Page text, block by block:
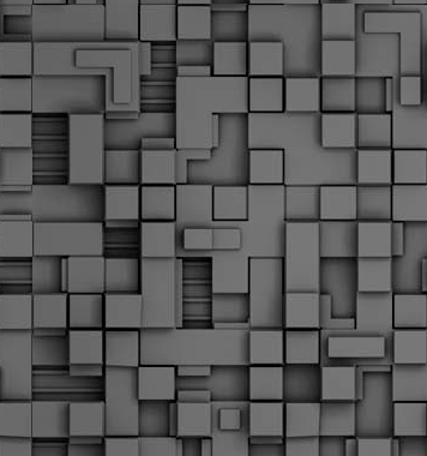
«Με αυτούς, σε λίγους μήνες αποκτά
δημοτική αστυνομία. Θα είναι πιο
ευκαιρία να είμαι σήμερα στην
MAR
Ξεκίνησαν εδώ και μια εβδομάδα
νεοπροσληφθέντων Δημοτικών
δήμους και οι ορκωμοσίες τους
Μεγάλες μέρες ζει ο "οργανισμός" της
Να θυμίσουμε ότι κανονικές προσλήψεις
Αστυνομία έχουν να γίνουν από το 2010.
χρόνια! Και βέβαια, ακόμη και με αυτές
φτάνουμε ούτε τα 2/3 των Δημοτικών
υπηρετούσαν το 2013 προ της
απόφαση του σημερινού πρωθυπουργού
είναι...
2
Δημοτική Αστυνομία
απολογισμός ελέγχων τήρησης